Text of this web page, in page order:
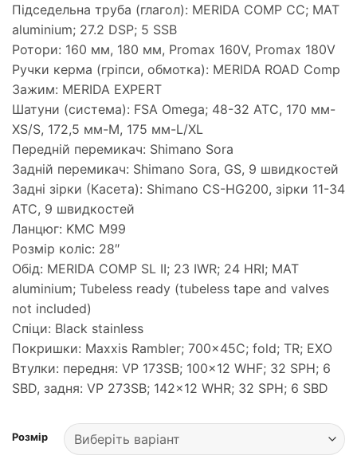
Підседельна труба (глагол): MERIDA COMP CC; MAT
aluminium; 27.2 DSP; 5 SSB
Ротори: 160 мм, 180 мм, Promax 160V, Promax 180V
Ручки керма (гріпси, обмотка): MERIDA ROAD Comp
Зажим: MERIDA EXPERT
Шатуни (система): FSA Omega; 48-32 ATC, 170 мм-
XS/S, 172,5 мм-M, 175 мм-L/XL
Передній перемикач: Shimano Sora
Задній перемикач: Shimano Sora, GS, 9 швидкостей
Задні зірки (Касета): Shimano CS-HG200, зірки 11-34
ATC, 9 швидкостей
Ланцюг: KMC M99
Розмір коліс: 28″
Обід: MERIDA COMP SL II; 23 IWR; 24 HRI; MAT
aluminium; Tubeless ready (tubeless tape and valves
not included)
Спіци: Black stainless
Покришки: Maxxis Rambler; 700x45C; fold; TR; EXO
Втулки: передня: VP 173SB; 100×12 WHF; 32 SPH; 6
SBD, задня: VP 273SB; 142×12 WHR; 32 SPH; 6 SBD
Розмір